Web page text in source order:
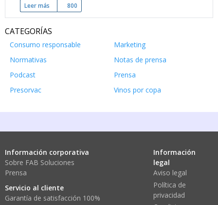
Leer más sobre ¿Qué puede el vino aprender de la cerveza?
800
CATEGORÍAS
Consumo responsable
Marketing
Normativas
Notas de prensa
Podcast
Prensa
Presorvac
Vinos por copa
Información corporativa
Sobre FAB Soluciones
Prensa
Servicio al cliente
Garantía de satisfacción 100%
Información
legal
Aviso legal
Política de
privacidad